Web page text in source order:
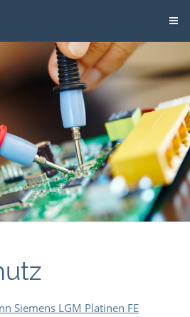
Siemens LGM Platinen FE